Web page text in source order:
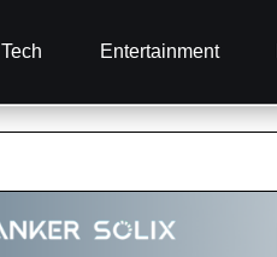
Tech Entertainment